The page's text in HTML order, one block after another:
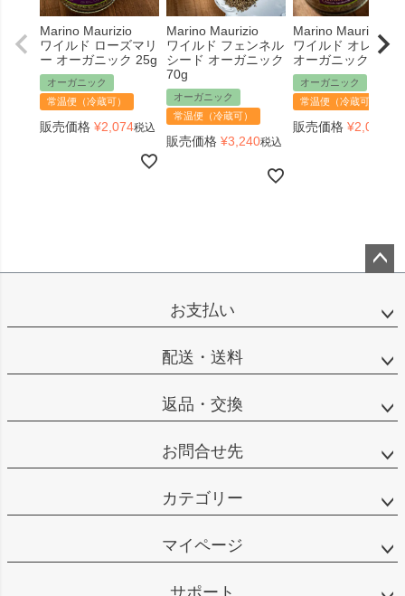
Marino Maurizio
ワイルド ローズマリ
ー オーガニック 25g
オーガニック
常温便（冷蔵可）
販売価格 ¥2,074税込
Marino Maurizio
ワイルド フェンネル
シード オーガニック
70g
オーガニック
常温便（冷蔵可）
販売価格 ¥3,240税込
Marino Maurizio
ワイルド オレガノ
オーガニック 25g
オーガニック
常温便（冷蔵可）
販売価格 ¥2,074
ップ
お支払い
配送・送料
返品・交換
お問合せ先
カテゴリー
マイページ
サポート